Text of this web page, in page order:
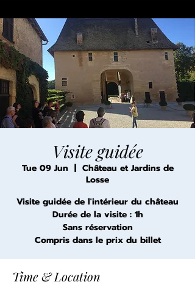
Visite guidée
Tue 09 Jun
  |
Château et Jardins de
Losse
Visite guidée de l'intérieur du château
Durée de la visite : 1h
Sans réservation
Compris dans le prix du billet
Time & Location